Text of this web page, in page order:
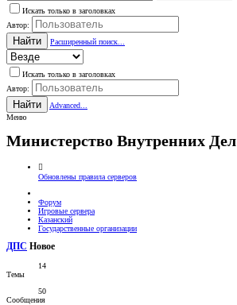
Искать только в заголовках
Автор:
Найти Расширенный поиск...
Искать только в заголовках
Автор:
Найти
Advanced...
Меню
Министерство Внутренних Дел
Обновлены правила серверов
Форум
Игровые сервера
Казанский
Государственные организации
ДПС Новое
14
Темы
50
Сообщения